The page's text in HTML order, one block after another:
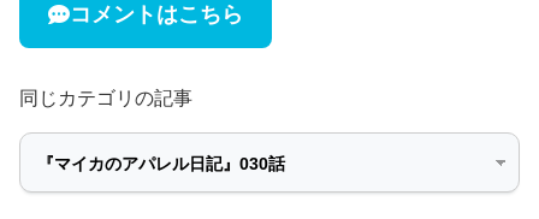
コメントはこちら
同じカテゴリの記事